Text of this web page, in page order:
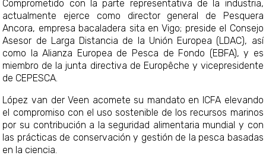
Comprometido con la parte representativa de la industria,
actualmente ejerce como director general de Pesquera
Ancora, empresa bacaladera sita en Vigo; preside el Consejo
Asesor de Larga Distancia de la Unión Europea (LDAC), así
como la Alianza Europea de Pesca de Fondo (EBFA), y es
miembro de la junta directiva de Europêche y vicepresidente
de CEPESCA.
López van der Veen acomete su mandato en ICFA elevando
el compromiso con el uso sostenible de los recursos marinos
por su contribución a la seguridad alimentaria mundial y con
las prácticas de conservación y gestión de la pesca basadas
en la ciencia.